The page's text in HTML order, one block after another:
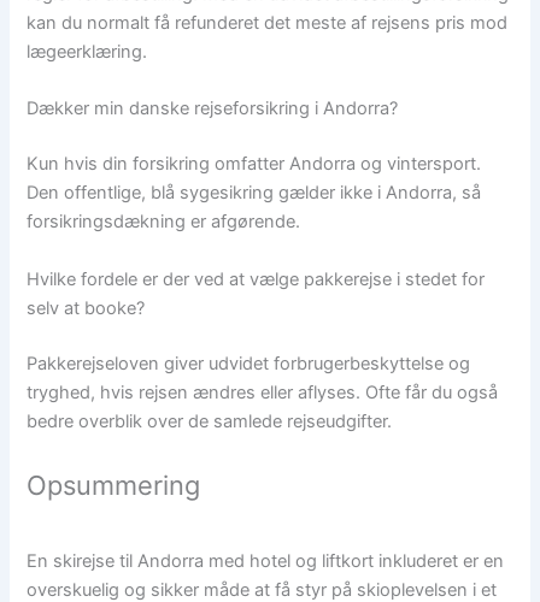
kan du normalt få refunderet det meste af rejsens pris mod
lægeerklæring.
Dækker min danske rejseforsikring i Andorra?
Kun hvis din forsikring omfatter Andorra og vintersport.
Den offentlige, blå sygesikring gælder ikke i Andorra, så
forsikringsdækning er afgørende.
Hvilke fordele er der ved at vælge pakkerejse i stedet for
selv at booke?
Pakkerejseloven giver udvidet forbrugerbeskyttelse og
tryghed, hvis rejsen ændres eller aflyses. Ofte får du også
bedre overblik over de samlede rejseudgifter.
Opsummering
En skirejse til Andorra med hotel og liftkort inkluderet er en
overskuelig og sikker måde at få styr på skioplevelsen i et